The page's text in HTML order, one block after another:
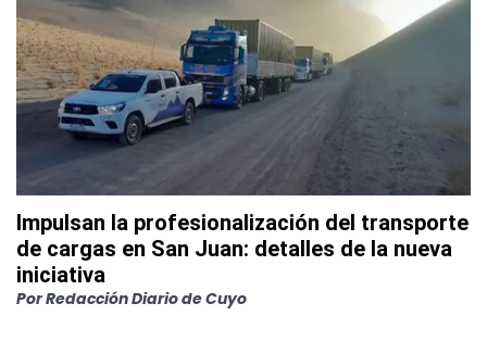
Impulsan la profesionalización del transporte
de cargas en San Juan: detalles de la nueva
iniciativa
PorRedacción Diario de Cuyo